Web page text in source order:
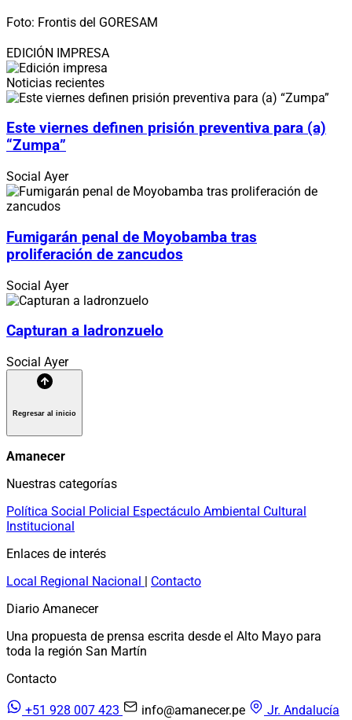
Foto: Frontis del GORESAM
EDICIÓN IMPRESA
Noticias recientes
Este viernes definen prisión preventiva para (a)
“Zumpa”
Social Ayer
Fumigarán penal de Moyobamba tras
proliferación de zancudos
Social Ayer
Capturan a ladronzuelo
Social Ayer
Regresar al inicio
Amanecer
Nuestras categorías
Política Social Policial Espectáculo Ambiental Cultural
Institucional
Enlaces de interés
Local Regional Nacional | Contacto
Diario Amanecer
Una propuesta de prensa escrita desde el Alto Mayo para
toda la región San Martín
Contacto
+51 928 007 423 info@amanecer.pe
Jr. Andalucía